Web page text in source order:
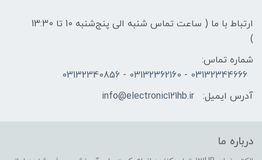
ارتباط با ما ( ساعت تماس شنبه الی پنج‌شنبه 10 تا 13:30
)
شماره تماس:
03132344666 - 03132362160 - 03132340856
آدرس ایمیل:
info@electronic121hb.ir
درباره ما